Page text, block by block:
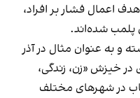
اعمال فشار بر افراد،
پلمب شده‌اند.
و به عنوان مثال در آذر
در خیزش «زن، زندگی،
در شهرهای مختلف